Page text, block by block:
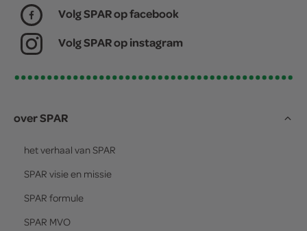
Volg SPAR op facebook
Volg SPAR op instagram
over SPAR
het verhaal van SPAR
SPAR visie en missie
SPAR formule
SPAR MVO